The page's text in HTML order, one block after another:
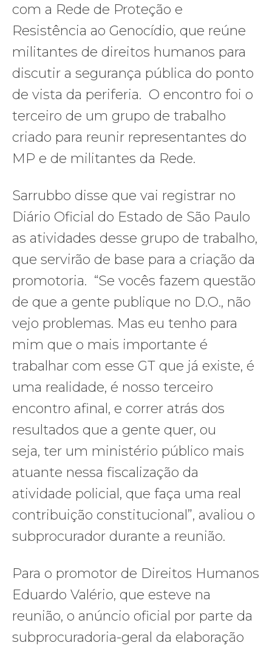
com a Rede de Proteção e
Resistência ao Genocídio, que reúne
militantes de direitos humanos para
discutir a segurança pública do ponto
de vista da periferia. O encontro foi o
terceiro de um grupo de trabalho
criado para reunir representantes do
MP e de militantes da Rede.
Sarrubbo disse que vai registrar no
Diário Oficial do Estado de São Paulo
as atividades desse grupo de trabalho,
que servirão de base para a criação da
promotoria. “Se vocês fazem questão
de que a gente publique no D.O., não
vejo problemas. Mas eu tenho para
mim que o mais importante é
trabalhar com esse GT que já existe, é
uma realidade, é nosso terceiro
encontro afinal, e correr atrás dos
resultados que a gente quer, ou
seja, ter um ministério público mais
atuante nessa fiscalização da
atividade policial, que faça uma real
contribuição constitucional”, avaliou o
subprocurador durante a reunião.
Para o promotor de Direitos Humanos
Eduardo Valério, que esteve na
reunião, o anúncio oficial por parte da
subprocuradoria-geral da elaboração